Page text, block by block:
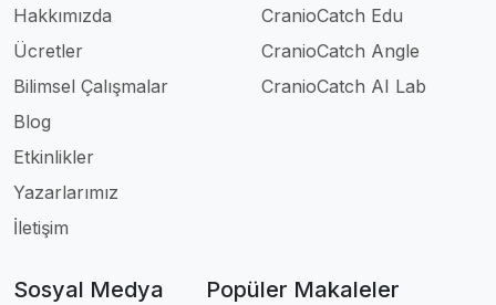
Hakkımızda
Ücretler
Bilimsel Çalışmalar
Blog
Etkinlikler
Yazarlarımız
İletişim
CranioCatch Edu
CranioCatch Angle
CranioCatch AI Lab
Sosyal Medya Popüler Makaleler